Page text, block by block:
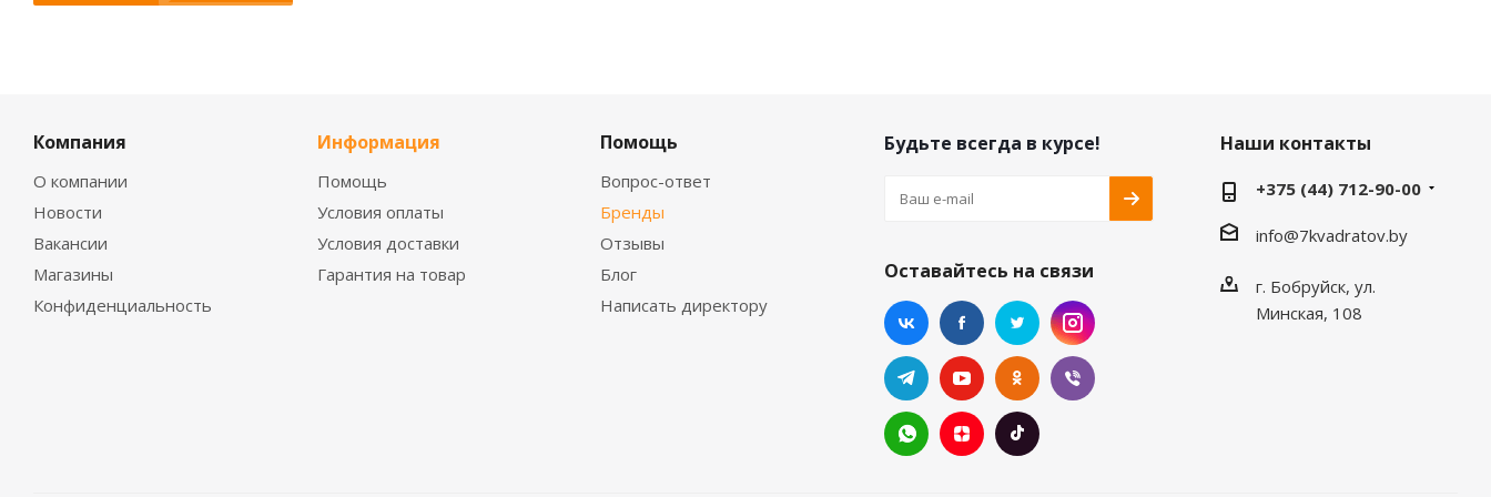
Компания
О компании
Новости
Вакансии
Магазины
Конфиденциальность
Информация
Помощь
Условия оплаты
Условия доставки
Гарантия на товар
Помощь
Вопрос-ответ
Бренды
Отзывы
Блог
Написать директору
Будьте всегда в курсе!
Оставайтесь на связи
Наши контакты
+375 (44) 712-90-00
info@7kvadratov.by
г. Бобруйск, ул.
Минская, 108